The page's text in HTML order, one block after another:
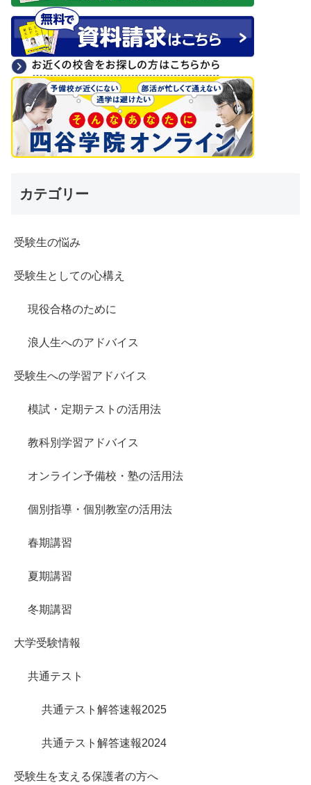
カテゴリー
受験生の悩み
受験生としての心構え
現役合格のために
浪人生へのアドバイス
受験生への学習アドバイス
模試・定期テストの活用法
教科別学習アドバイス
オンライン予備校・塾の活用法
個別指導・個別教室の活用法
春期講習
夏期講習
冬期講習
大学受験情報
共通テスト
共通テスト解答速報2025
共通テスト解答速報2024
受験生を支える保護者の方へ